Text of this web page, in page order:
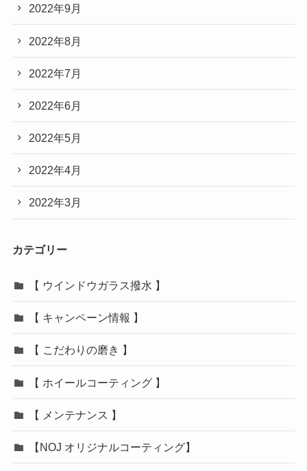
2022年9月
2022年8月
2022年7月
2022年6月
2022年5月
2022年4月
2022年3月
カテゴリー
【 ウインドウガラス撥水 】
【 キャンペーン情報 】
【 こだわりの磨き 】
【 ホイールコーティング 】
【 メンテナンス 】
【NOJ オリジナルコーティング】